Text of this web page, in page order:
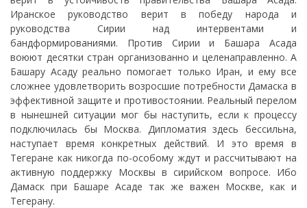
Иранское руководство верит в победу народа и
руководства Сирии над интервентами и
бандформированиями. Против Сирии и Башара Асада
воюют десятки стран организованно и целенаправленно. А
Башару Асаду реально помогает только Иран, и ему все
сложнее удовлетворить возросшие потребности Дамаска в
эффективной защите и противостоянии. Реальный перелом
в нынешней ситуации мог бы наступить, если к процессу
подключилась бы Москва. Дипломатия здесь бессильна,
наступает время конкретных действий. И это время в
Тегеране как никогда по-особому ждут и рассчитывают на
активную поддержку Москвы в сирийском вопросе. Ибо
Дамаск при Башаре Асаде так же важен Москве, как и
Тегерану.